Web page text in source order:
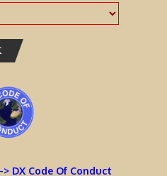
DX Code Of Conduct